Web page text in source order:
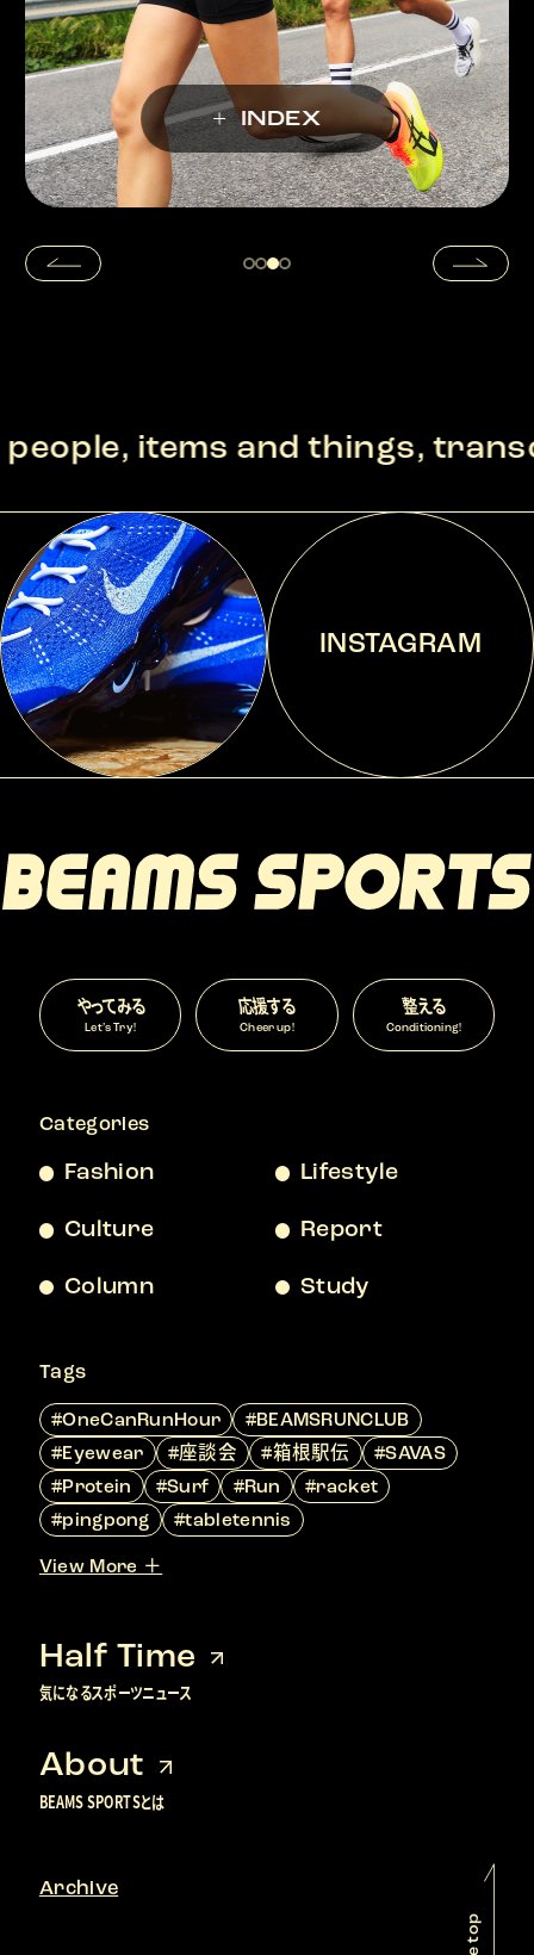
INDEX
and things,
INSTAGRAM
やってみる
Let’s Try!
応援する
Cheer up!
整える
Conditioning!
Categories
Fashion Lifestyle
Culture Report
Column Study
Tags
#OneCanRunHour
#BEAMSRUNCLUB
#Eyewear
#座談会 #箱根駅伝
#SAVAS
#Protein
#Surf #Run
#racket
#pingpong
#tabletennis
View More ＋
Half Time
気になるスポーツニュース
About
BEAMS SPORTSとは
Archive